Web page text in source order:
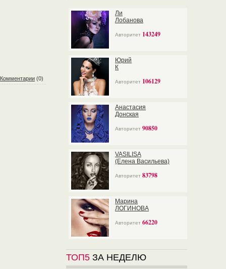
Комментарии (0)
Ли
Лобанова
Авторитет 143249
Юрий
К
Авторитет 106129
Анастасия
Донская
Авторитет 90850
VASILISA
(Елена Васильева)
Авторитет 83798
Марина
ЛОГИНОВА
Авторитет 66220
ТОП5 ЗА НЕДЕЛЮ